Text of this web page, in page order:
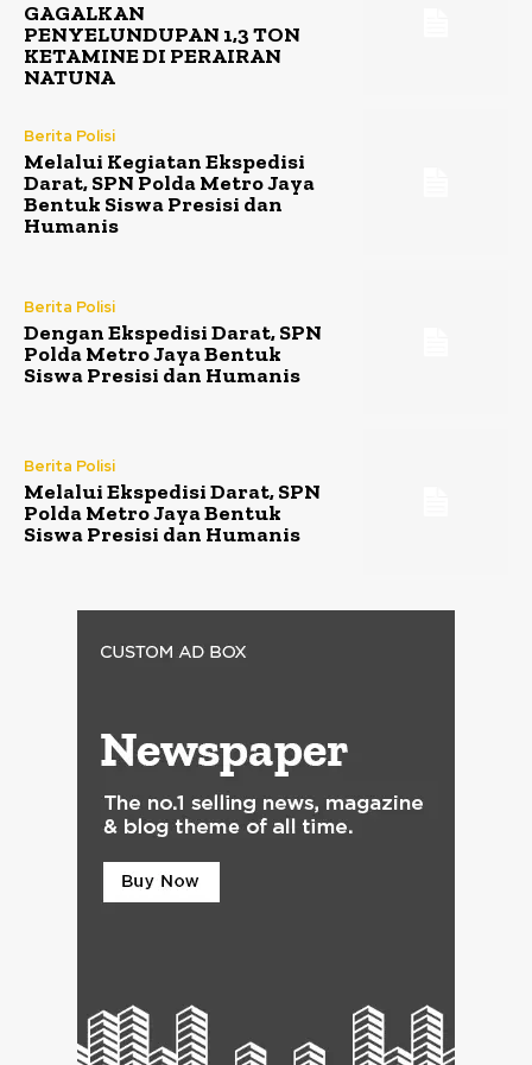
GAGALKAN
PENYELUNDUPAN 1,3 TON
KETAMINE DI PERAIRAN
NATUNA
Berita Polisi
Melalui Kegiatan Ekspedisi
Darat, SPN Polda Metro Jaya
Bentuk Siswa Presisi dan
Humanis
Berita Polisi
Dengan Ekspedisi Darat, SPN
Polda Metro Jaya Bentuk
Siswa Presisi dan Humanis
Berita Polisi
Melalui Ekspedisi Darat, SPN
Polda Metro Jaya Bentuk
Siswa Presisi dan Humanis